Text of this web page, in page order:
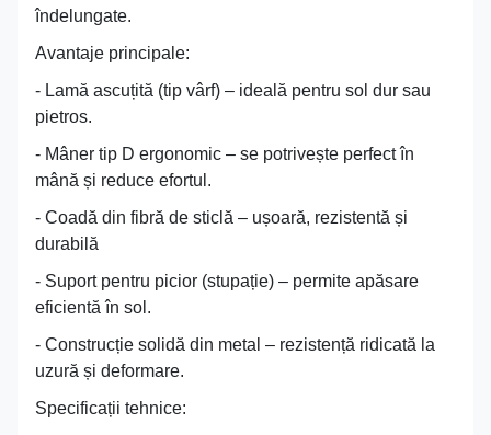
îndelungate.
Avantaje principale:
- Lamă ascuțită (tip vârf) – ideală pentru sol dur sau
pietros.
- Mâner tip D ergonomic – se potrivește perfect în
mână și reduce efortul.
- Coadă din fibră de sticlă – ușoară, rezistentă și
durabilă
- Suport pentru picior (stupație) – permite apăsare
eficientă în sol.
- Construcție solidă din metal – rezistență ridicată la
uzură și deformare.
Specificații tehnice: